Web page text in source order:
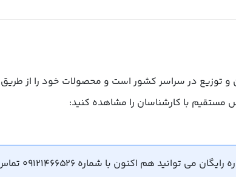
توزیع در سراسر کشور است و محصولات خود را از
مستقیم با کارشناسان را مشاهده کنید:
هم اکنون با شماره 09121466526 تماس حاصل فرمایید.